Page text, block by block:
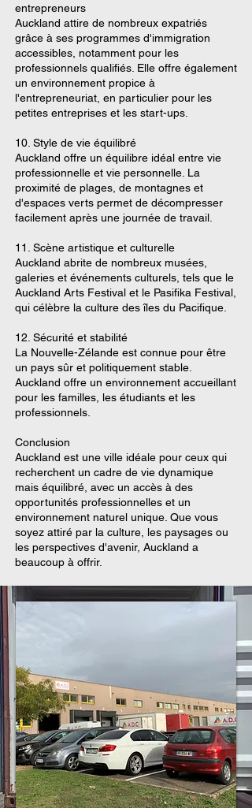
entrepreneurs
Auckland attire de nombreux expatriés
grâce à ses programmes d'immigration
accessibles, notamment pour les
professionnels qualifiés. Elle offre également
un environnement propice à
l'entrepreneuriat, en particulier pour les
petites entreprises et les start-ups.
10. Style de vie équilibré
Auckland offre un équilibre idéal entre vie
professionnelle et vie personnelle. La
proximité de plages, de montagnes et
d'espaces verts permet de décompresser
facilement après une journée de travail.
11. Scène artistique et culturelle
Auckland abrite de nombreux musées,
galeries et événements culturels, tels que le
Auckland Arts Festival et le Pasifika Festival,
qui célèbre la culture des îles du Pacifique.
12. Sécurité et stabilité
La Nouvelle-Zélande est connue pour être
un pays sûr et politiquement stable.
Auckland offre un environnement accueillant
pour les familles, les étudiants et les
professionnels.
Conclusion
Auckland est une ville idéale pour ceux qui
recherchent un cadre de vie dynamique
mais équilibré, avec un accès à des
opportunités professionnelles et un
environnement naturel unique. Que vous
soyez attiré par la culture, les paysages ou
les perspectives d'avenir, Auckland a
beaucoup à offrir.